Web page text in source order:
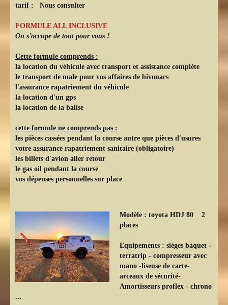
tarif : Nous consulter
FORMULE ALL INCLUSIVE
On s'occupe de tout pour vous !
Cette formule comprends :
la location du véhicule avec transport et assistance complète
le transport de male pour vos affaires de bivouacs
l'assurance rapatriement du véhicule
la location d'un gps
la location de la balise
cette formule ne comprends pas :
les pièces cassées pendant la course autre que pièces d'usures
votre assurance rapatriement sanitaire (obligatoire)
les billets d'avion aller retour
le gas oil pendant la course
vos dépenses personnelles sur place
Modèle : toyota HDJ 80 2
places
Equipements : sièges baquet -
terratrip - compresseur avec
mano -liseuse de carte-
arceaux de sécurité-
Amortisseurs proflex - chrono
...